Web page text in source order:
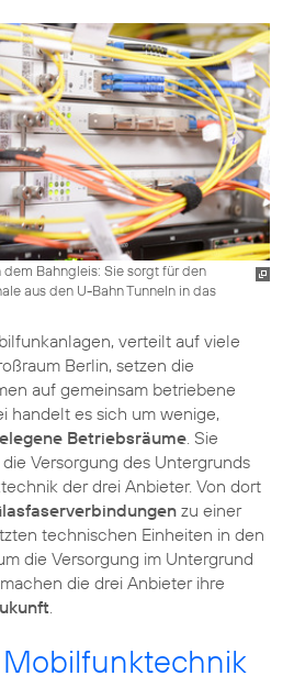
Bahngleis: Sie sorgt für den
aus den U-Bahn Tunneln in das
verteilt auf viele
Berlin, setzen die
auf gemeinsam betriebene
handelt es sich um wenige,
Betriebsräume. Sie
Versorgung des Untergrunds
der drei Anbieter. Von dort
zu einer
technischen Einheiten in den
die Versorgung im Untergrund
die drei Anbieter ihre
.